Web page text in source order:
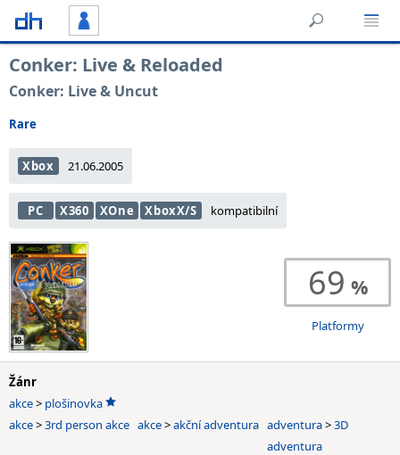
Conker: Live & Reloaded
Conker: Live & Uncut
Rare
Xbox 21.06.2005
PC X360 XOne XboxX/S kompatibilní
69
Platformy
Žánr
akce> plošinovka
akce>3rd person akce akce>akční adventura adventura>3D
adventura